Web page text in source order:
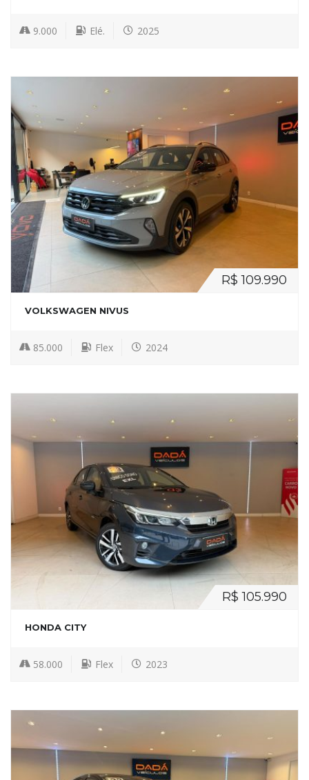
9.000 Elé. 2025
R$ 109.990
VOLKSWAGEN NIVUS
85.000 Flex 2024
R$ 105.990
HONDA CITY
58.000 Flex 2023